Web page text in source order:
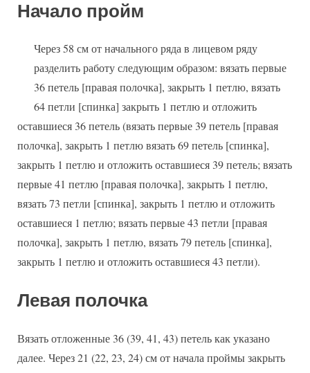
Начало пройм
Через 58 см от начального ряда в лицевом ряду
разделить работу следующим образом: вязать первые
36 петель [правая полочка], закрыть 1 петлю, вязать
64 петли [спинка] закрыть 1 петлю и отложить
оставшиеся 36 петель (вязать первые 39 петель [правая
полочка], закрыть 1 петлю вязать 69 петель [спинка],
закрыть 1 петлю и отложить оставшиеся 39 петель; вязать
первые 41 петлю [правая полочка], закрыть 1 петлю,
вязать 73 петли [спинка], закрыть 1 петлю и отложить
оставшиеся 1 петлю; вязать первые 43 петли [правая
полочка], закрыть 1 петлю, вязать 79 петель [спинка],
закрыть 1 петлю и отложить оставшиеся 43 петли).
Левая полочка
Вязать отложенные 36 (39, 41, 43) петель как указано
далее. Через 21 (22, 23, 24) см от начала проймы закрыть